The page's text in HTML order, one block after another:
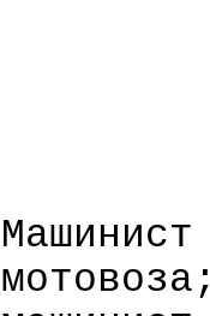
Машинист
мотовоза;